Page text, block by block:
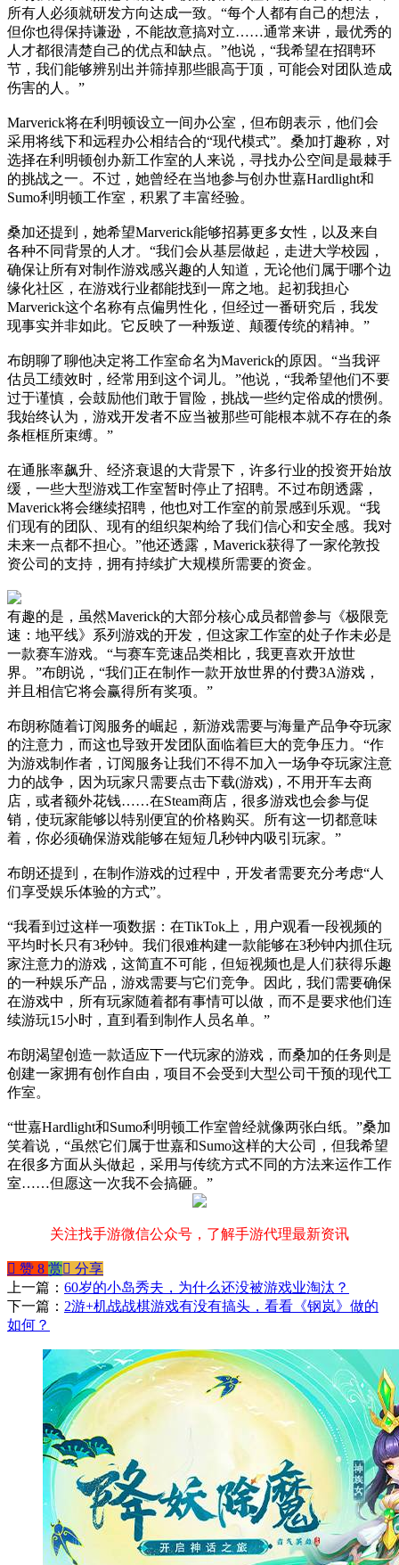
所有人必须就研发方向达成一致。“每个人都有自己的想法，
但你也得保持谦逊，不能故意搞对立……通常来讲，最优秀的
人才都很清楚自己的优点和缺点。”他说，“我希望在招聘环
节，我们能够辨别出并筛掉那些眼高于顶，可能会对团队造成
伤害的人。”
Marverick将在利明顿设立一间办公室，但布朗表示，他们会
采用将线下和远程办公相结合的“现代模式”。桑加打趣称，对
选择在利明顿创办新工作室的人来说，寻找办公空间是最棘手
的挑战之一。不过，她曾经在当地参与创办世嘉Hardlight和
Sumo利明顿工作室，积累了丰富经验。
桑加还提到，她希望Marverick能够招募更多女性，以及来自
各种不同背景的人才。“我们会从基层做起，走进大学校园，
确保让所有对制作游戏感兴趣的人知道，无论他们属于哪个边
缘化社区，在游戏行业都能找到一席之地。起初我担心
Marverick这个名称有点偏男性化，但经过一番研究后，我发
现事实并非如此。它反映了一种叛逆、颠覆传统的精神。”
布朗聊了聊他决定将工作室命名为Maverick的原因。“当我评
估员工绩效时，经常用到这个词儿。”他说，“我希望他们不要
过于谨慎，会鼓励他们敢于冒险，挑战一些约定俗成的惯例。
我始终认为，游戏开发者不应当被那些可能根本就不存在的条
条框框所束缚。”
在通胀率飙升、经济衰退的大背景下，许多行业的投资开始放
缓，一些大型游戏工作室暂时停止了招聘。不过布朗透露，
Maverick将会继续招聘，他也对工作室的前景感到乐观。“我
们现有的团队、现有的组织架构给了我们信心和安全感。我对
未来一点都不担心。”他还透露，Maverick获得了一家伦敦投
资公司的支持，拥有持续扩大规模所需要的资金。
有趣的是，虽然Maverick的大部分核心成员都曾参与《极限竞
速：地平线》系列游戏的开发，但这家工作室的处子作未必是
一款赛车游戏。“与赛车竞速品类相比，我更喜欢开放世
界。”布朗说，“我们正在制作一款开放世界的付费3A游戏，
并且相信它将会赢得所有奖项。”
布朗称随着订阅服务的崛起，新游戏需要与海量产品争夺玩家
的注意力，而这也导致开发团队面临着巨大的竞争压力。“作
为游戏制作者，订阅服务让我们不得不加入一场争夺玩家注意
力的战争，因为玩家只需要点击下载(游戏)，不用开车去商
店，或者额外花钱……在Steam商店，很多游戏也会参与促
销，使玩家能够以特别便宜的价格购买。所有这一切都意味
着，你必须确保游戏能够在短短几秒钟内吸引玩家。”
布朗还提到，在制作游戏的过程中，开发者需要充分考虑“人
们享受娱乐体验的方式”。
“我看到过这样一项数据：在TikTok上，用户观看一段视频的
平均时长只有3秒钟。我们很难构建一款能够在3秒钟内抓住玩
家注意力的游戏，这简直不可能，但短视频也是人们获得乐趣
的一种娱乐产品，游戏需要与它们竞争。因此，我们需要确保
在游戏中，所有玩家随着都有事情可以做，而不是要求他们连
续游玩15小时，直到看到制作人员名单。”
布朗渴望创造一款适应下一代玩家的游戏，而桑加的任务则是
创建一家拥有创作自由，项目不会受到大型公司干预的现代工
作室。
“世嘉Hardlight和Sumo利明顿工作室曾经就像两张白纸。”桑加
笑着说，“虽然它们属于世嘉和Sumo这样的大公司，但我希望
在很多方面从头做起，采用与传统方式不同的方法来运作工作
室……但愿这一次我不会搞砸。”
关注找手游微信公众号，了解手游代理最新资讯
󰄼 赞 8 赏󰄯 分享
上一篇： 60岁的小岛秀夫，为什么还没被游戏业淘汰？
下一篇： 2游+机战战棋游戏有没有搞头，看看《钢岚》做的
如何？